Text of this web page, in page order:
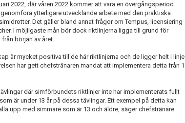
2022, där våren 2022 kommer att vara en övergångsperiod.
ytterligare utvecklande arbete med den praktiska
Det gäller bland annat frågor om Tempus, licensiering
I möjligaste mån bör dock riktlinjerna ligga till grund för
början av året.
är mycket positiva till de här riktlinjerna och de ligger helt i linje
har gett chefstränaren mandat att implementera detta från 1
där simförbundets riktlinjer inte har implementerats fullt
är under 13 år på dessa tävlingar. Ett exempel på detta kan
upp med simmare som är 13 och äldre, säger chefstränare